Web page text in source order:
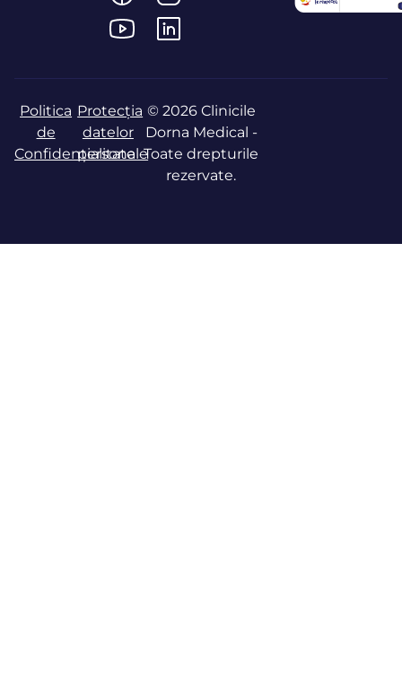
Politica
de
Confidențialitate
Protecția
datelor
personale
© 2026 Clinicile
Dorna Medical -
Toate drepturile
rezervate.